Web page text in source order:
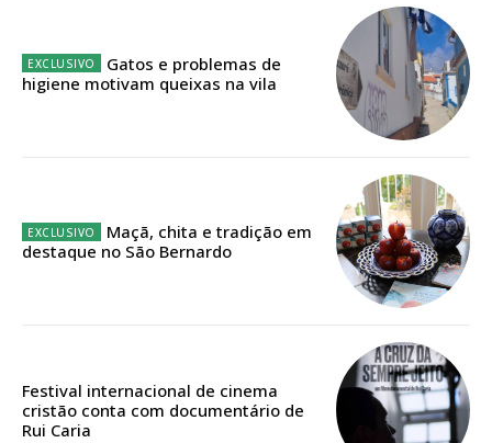
Edição em papel entregue à Quinta-feira em sua
ASSINATURA
DIGITAL ANUAL
Gatos e problemas de
higiene motivam queixas na vila
Maçã, chita e tradição em
destaque no São Bernardo
Festival internacional de cinema
cristão conta com documentário de
Rui Caria